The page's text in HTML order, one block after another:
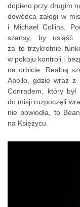
dopiero przy drugim
dowódca załogi w
i Michael Collins.
szansy, by usiąść
za to trzykrotnie
w pokoju kontroli i
na orbicie. Realną
Apollo, gdzie wraz z
Conradem, który był
do misji rozpoczęli
nie powiodła, to
na Księżycu.